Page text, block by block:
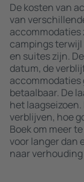
De kosten van
van
accommodaties
campings
en suites zijn.
datum, de
accommodaties
betaalbaar. De
het
verblijven, hoe
Boek om meer
voor langer dan
naar verhouding